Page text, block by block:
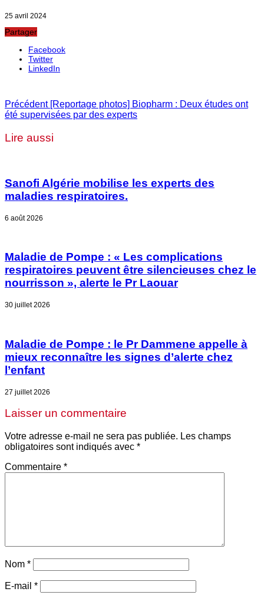
25 avril 2024
Partager
Facebook
Twitter
LinkedIn
Précédent[Reportage photos] Biopharm : Deux études ont
été supervisées par des experts
Lire aussi
Sanofi Algérie mobilise les experts des
maladies respiratoires.
6 août 2026
Maladie de Pompe : « Les complications
respiratoires peuvent être silencieuses chez le
nourrisson », alerte le Pr Laouar
30 juillet 2026
Maladie de Pompe : le Pr Dammene appelle à
mieux reconnaître les signes d’alerte chez
l’enfant
27 juillet 2026
Laisser un commentaire
Votre adresse e-mail ne sera pas publiée. Les champs
obligatoires sont indiqués avec *
Commentaire *
Nom *
E-mail *